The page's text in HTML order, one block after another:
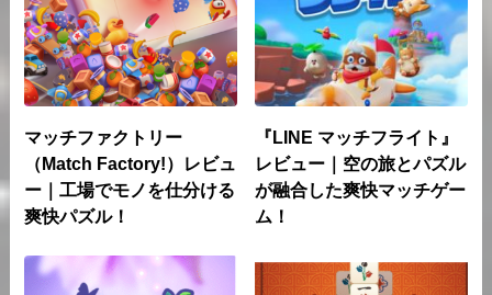
マッチファクトリー
（Match Factory!）レビュ
ー｜工場でモノを仕分ける
爽快パズル！
『LINE マッチフライト』
レビュー｜空の旅とパズル
が融合した爽快マッチゲー
ム！